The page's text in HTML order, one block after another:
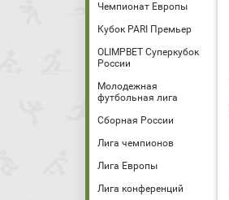
Чемпионат Европы
Кубок PARI Премьер
OLIMPBET Суперкубок
России
Молодежная
футбольная лига
Сборная России
Лига чемпионов
Лига Европы
Лига конференций